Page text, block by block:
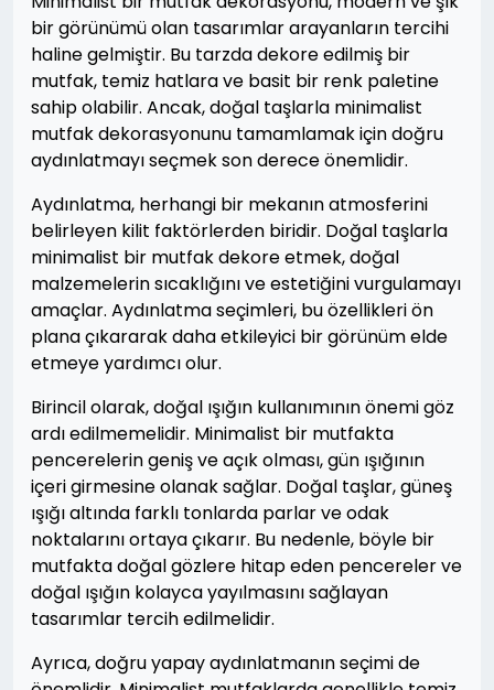
bir görünümü olan tasarımlar arayanların tercihi
haline gelmiştir. Bu tarzda dekore edilmiş bir
mutfak, temiz hatlara ve basit bir renk paletine
sahip olabilir. Ancak, doğal taşlarla minimalist
mutfak dekorasyonunu tamamlamak için doğru
aydınlatmayı seçmek son derece önemlidir.
Aydınlatma, herhangi bir mekanın atmosferini
belirleyen kilit faktörlerden biridir. Doğal taşlarla
minimalist bir mutfak dekore etmek, doğal
malzemelerin sıcaklığını ve estetiğini vurgulamayı
amaçlar. Aydınlatma seçimleri, bu özellikleri ön
plana çıkararak daha etkileyici bir görünüm elde
etmeye yardımcı olur.
Birincil olarak, doğal ışığın kullanımının önemi göz
ardı edilmemelidir. Minimalist bir mutfakta
pencerelerin geniş ve açık olması, gün ışığının
içeri girmesine olanak sağlar. Doğal taşlar, güneş
ışığı altında farklı tonlarda parlar ve odak
noktalarını ortaya çıkarır. Bu nedenle, böyle bir
mutfakta doğal gözlere hitap eden pencereler ve
doğal ışığın kolayca yayılmasını sağlayan
tasarımlar tercih edilmelidir.
Ayrıca, doğru yapay aydınlatmanın seçimi de